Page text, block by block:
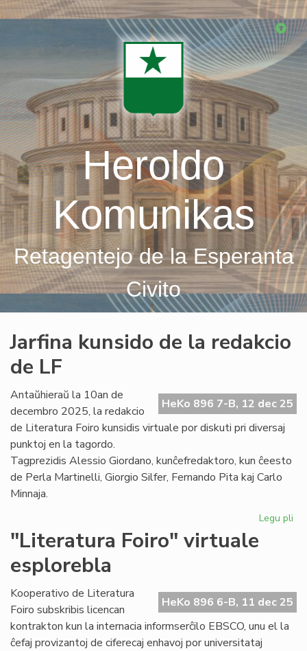
Skip
Heroldo
Komunikas
Retagentejo de la Esperanta
Civito
Jarfina kunsido de la redakcio
de LF
HeKo 896 7-B, 12 dec 25
Antaŭhieraŭ la 10an de
decembro 2025, la redakcio
de Literatura Foiro kunsidis virtuale por diskuti pri diversaj
punktoj en la tagordo.
Tagprezidis Alessio Giordano, kunĉefredaktoro, kun ĉeesto
de Perla Martinelli, Giorgio Silfer, Fernando Pita kaj Carlo
Minnaja.
Legu pli
"Literatura Foiro" virtuale
esplorebla
HeKo 896 6-B, 11 dec 25
Kooperativo de Literatura
Foiro subskribis licencan
kontrakton kun la internacia informserĉilo EBSCO, unu el la
ĉefaj provizantoj de ciferecaj enhavoj por universitataj